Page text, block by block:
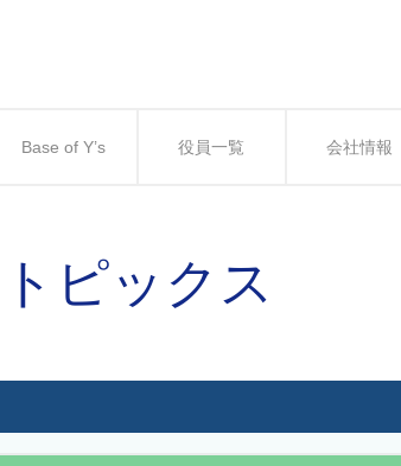
Base of Y’s 役員一覧 会社情報
トピックス